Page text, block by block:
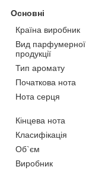
Основні
Країна виробник
Вид парфумерної
продукції
Тип аромату
Початкова нота
Нота серця
Кінцева нота
Класифікація
Об`єм
Виробник